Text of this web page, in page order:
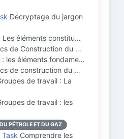
Décryptage du jargon
Les éléments constitu…
de Construction du …
: les éléments fondame…
de construction du …
de travail : La
de travail : les
PÉTROLE ET DU GAZ
Comprendre les